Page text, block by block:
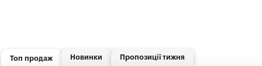
Топ продаж Новинки Пропозиції тижня